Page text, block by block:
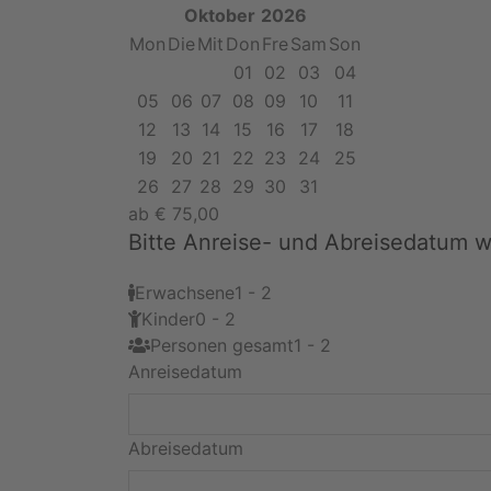
Oktober 2026
Mon DieMit Don FreSam Son
01
02 03
04
05
06 07 08 09 10
11
12
13 14 15 16 17
18
19
20 21 22 23 24
25
26
27 28 29 30
31
ab € 75,00
Bitte Anreise- und Abreisedatum
Erwachsene1 - 2
Kinder0 - 2
Personen gesamt1 - 2
Anreisedatum
Abreisedatum